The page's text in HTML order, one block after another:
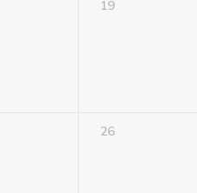
19
26